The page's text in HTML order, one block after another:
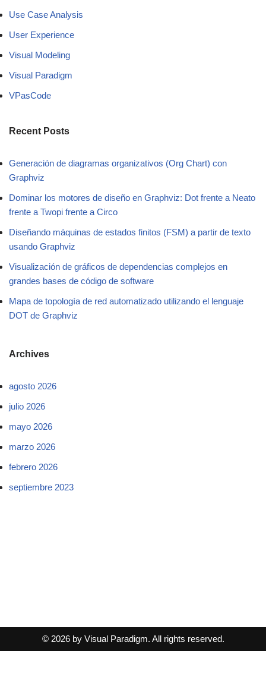
Use Case Analysis
User Experience
Visual Modeling
Visual Paradigm
VPasCode
Recent Posts
Generación de diagramas organizativos (Org Chart) con
Graphviz
Dominar los motores de diseño en Graphviz: Dot frente a Neato
frente a Twopi frente a Circo
Diseñando máquinas de estados finitos (FSM) a partir de texto
usando Graphviz
Visualización de gráficos de dependencias complejos en
grandes bases de código de software
Mapa de topología de red automatizado utilizando el lenguaje
DOT de Graphviz
Archives
agosto 2026
julio 2026
mayo 2026
marzo 2026
febrero 2026
septiembre 2023
© 2026 by Visual Paradigm. All rights reserved.